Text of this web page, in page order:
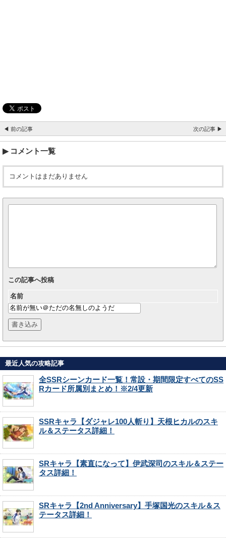
◀ 前の記事 次の記事 ▶
コメント一覧
コメントはまだありません
この記事へ投稿
名前
最近人気の攻略記事
全SSRシーンカード一覧！常設・期間限定すべてのSS
Rカード所属別まとめ！※2/4更新
SSRキャラ【ダジャレ100人斬り】天根ヒカルのスキ
ル＆ステータス詳細！
SRキャラ【素直になって】伊武深司のスキル＆ステー
タス詳細！
SRキャラ【2nd Anniversary】手塚国光のスキル＆ス
テータス詳細！